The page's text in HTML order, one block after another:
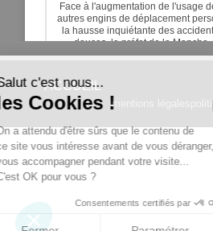
Face à l'augmentation de l'usage
autres engins de déplacement
la hausse inquiétante des
douces, le préfet de la
obligatoires de
20 6 1
Commune Isigny-le-Buat
7 jours
RALLYE DE BASSE NORMANDIE
ACCUEIL
mentions légales
Salut c'est nous...
les Cookies !
On a attendu d'être sûrs que le contenu de
ce site vous intéresse avant de vous
vous accompagner pendant votre visite...
C'est OK pour vous ?
Consentements certifiés par